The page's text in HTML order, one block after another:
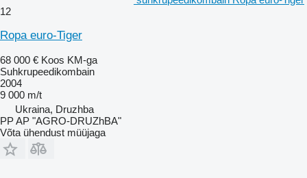
12
Ropa euro-Tiger
68 000 € Koos KM-ga
Suhkrupeedikombain
2004
9 000 m/t
Ukraina, Druzhba
PP AP "AGRO-DRUZhBA"
Võta ühendust müüjaga